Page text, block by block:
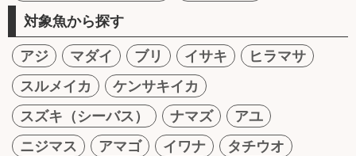
対象魚から探す
アジ マダイ ブリ イサキ
ヒラマサ
スルメイカ
ケンサキイカ
スズキ（シーバス）
ナマズ
アユ
ニジマス
アマゴ イワナ
タチウオ